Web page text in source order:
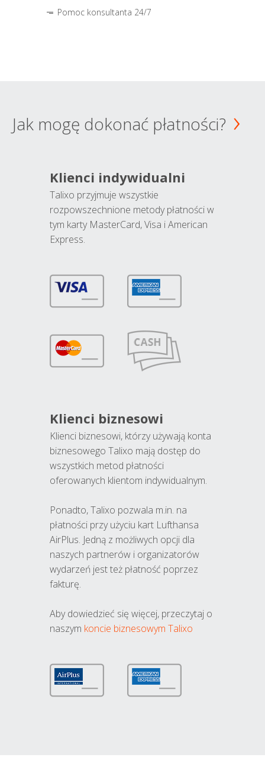
Pomoc konsultanta 24/7
Jak mogę dokonać płatności?
Klienci indywidualni
Talixo przyjmuje wszystkie
rozpowszechnione metody płatności w
tym karty MasterCard, Visa i American
Express.
Klienci biznesowi
Klienci biznesowi, którzy używają konta
biznesowego Talixo mają dostęp do
wszystkich metod płatności
oferowanych klientom indywidualnym.
Ponadto, Talixo pozwala m.in. na
płatności przy użyciu kart Lufthansa
AirPlus. Jedną z możliwych opcji dla
naszych partnerów i organizatorów
wydarzeń jest też płatność poprzez
fakturę.
Aby dowiedzieć się więcej, przeczytaj o
naszym koncie biznesowym Talixo